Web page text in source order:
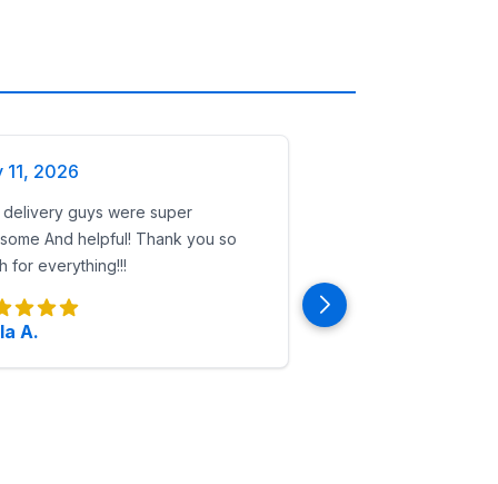
11, 2026
delivery guys were super
And helpful! Thank you so
for everything!!!
A.